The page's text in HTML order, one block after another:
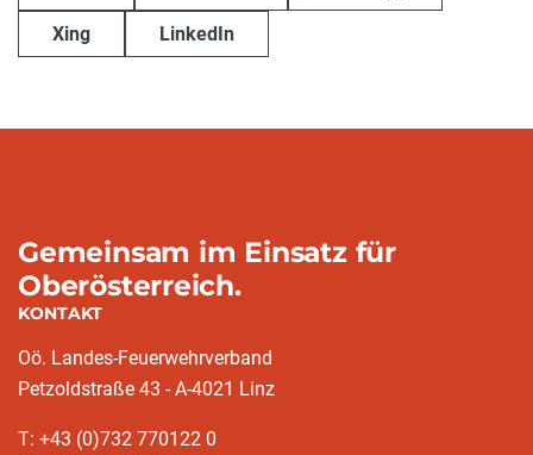
Xing LinkedIn
Gemeinsam im Einsatz für
Oberösterreich.
KONTAKT
Oö. Landes-Feuerwehrverband
Petzoldstraße 43 - A-4021 Linz
T: +43 (0)732 770122 0